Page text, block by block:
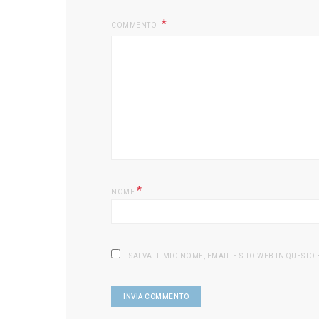
COMMENTO
NOME *
SALVA IL MIO NOME, EMAIL E SITO WEB IN QUESTO